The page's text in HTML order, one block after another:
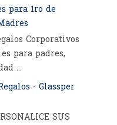
para 1ro de
Corporativos
para padres,
...
- Glassper
SUS